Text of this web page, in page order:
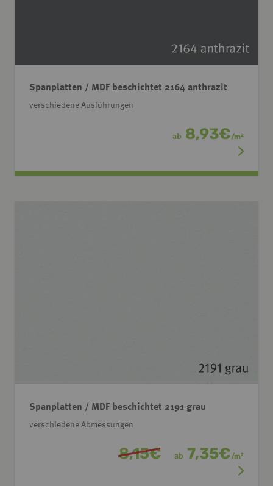
Spanplatten / MDF beschichtet 2164 anthrazit
verschiedene Ausführungen
ab 8,93€/m2
Spanplatten / MDF beschichtet 2191 grau
verschiedene Abmessungen
8,15€ ab 7,35€/m2